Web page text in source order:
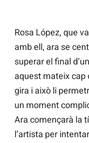
Rosa López, que
amb ell, ara se
superar el final
aquest mateix cap
gira i això li
un moment
Ara començarà la
l’artista per